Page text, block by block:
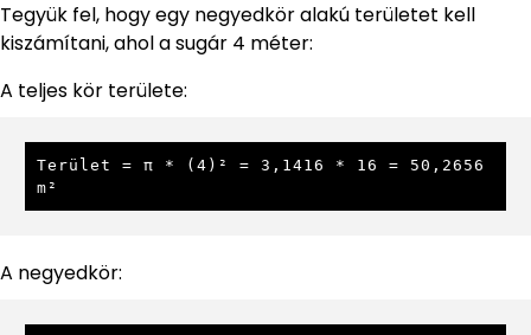
Tegyük fel, hogy egy negyedkör alakú területet kell
kiszámítani, ahol a sugár 4 méter:
A teljes kör területe:
Terület = π * (4)² = 3,1416 * 16 = 50,2656
m²
A negyedkör: